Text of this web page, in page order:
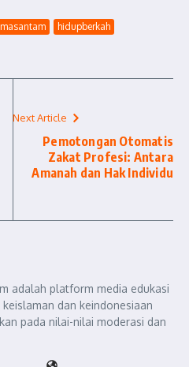
hidupberkah
Next Article
Pemotongan Otomatis
Zakat Profesi: Antara
Amanah dan Hak Individu
adalah platform media edukasi
dan keindonesiaan
pada nilai-nilai moderasi dan